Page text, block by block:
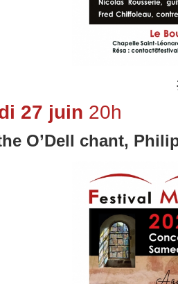
27 juin 20h
O’Dell chant,